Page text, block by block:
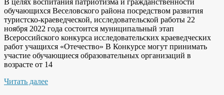
обучающихся Веселовского района посредством развития
туристско-краеведческой, исследовательской работы 22
ноября 2022 года состоится муниципальный этап
Всероссийского конкурса исследовательских краеведческих
работ учащихся «Отечество» В Конкурсе могут принимать
участие обучающиеся образовательных организаций в
возрасте от 14
Читать далее